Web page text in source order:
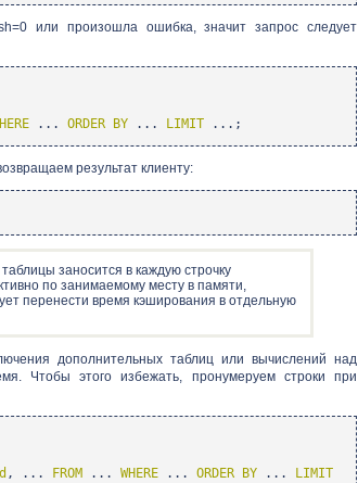
или произошла ошибка, значит запрос следует
... ORDER BY ... LIMIT ...;
результат клиенту:
заносится в каждую строчку
по занимаемому месту в памяти,
перенести время кэширования в отдельную
дополнительных таблиц или вычислений над
Чтобы этого избежать, пронумеруем строки при
, ... FROM ... WHERE ... ORDER BY ...
LIMIT